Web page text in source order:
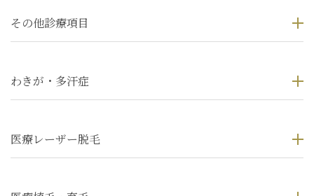
その他診療項目
わきが・多汗症
医療レーザー脱毛